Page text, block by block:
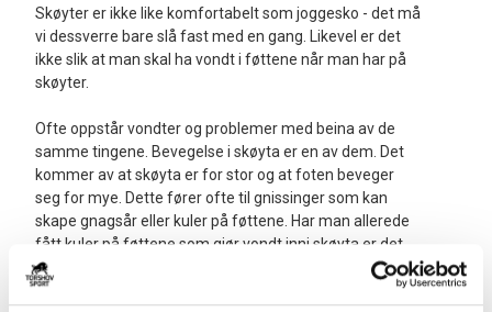
Skøyter er ikke like komfortabelt som joggesko - det må
vi dessverre bare slå fast med en gang. Likevel er det
ikke slik at man skal ha vondt i føttene når man har på
skøyter.
Ofte oppstår vondter og problemer med beina av de
samme tingene. Bevegelse i skøyta er en av dem. Det
kommer av at skøyta er for stor og at foten beveger
seg for mye. Dette fører ofte til gnissinger som kan
skape gnagsår eller kuler på føttene. Har man allerede
fått kuler på føttene som gjør vondt inni skøyta er det
naturlig å tenke at man trenger større skøyter for å
kompensere for dette. Dette stemmer altså ikke. I dette